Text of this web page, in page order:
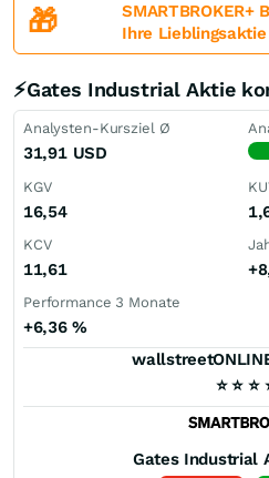
🎁
SMARTBROKER+
Ihre
⚡Gates Industrial Aktie
Analysten-Kursziel Ø
31,91 USD
KGV
16,54
KCV
11,61
Performance 3 Monate
+6,36%
⭐ ⭐ ⭐
Gates Industrial